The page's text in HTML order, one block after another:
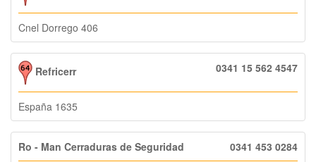
Cnel Dorrego 406
Refricerr 0341 15 562 4547
España 1635
Ro - Man Cerraduras de Seguridad 0341 453 0284